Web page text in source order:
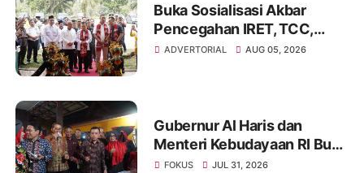
Buka Sosialisasi Akbar
Pencegahan IRET, TCC,
Perundungan, dan Bahaya
ADVERTORIAL AUG 05, 2026
Gubernur Al Haris dan
Menteri Kebudayaan RI Buka
Pusparagam Negeriku "Dari
FOKUS JUL 31, 2026